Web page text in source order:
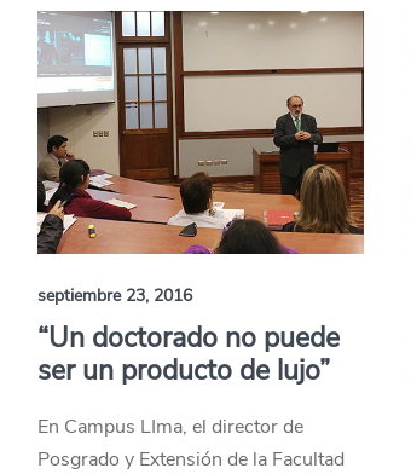
septiembre 23, 2016
“Un doctorado no puede
ser un producto de lujo”
En Campus LIma, el director de
Posgrado y Extensión de la Facultad